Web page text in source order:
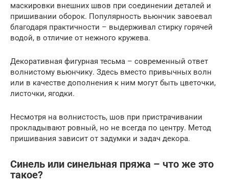
маскировки внешних швов при соединении деталей и
пришивании оборок. Популярность вьюнчик завоевал
благодаря практичности – выдерживал стирку горячей
водой, в отличие от нежного кружева.
Декоративная фигурная тесьма – современный ответ
волнистому вьюнчику. Здесь вместо привычных волн
или в качестве дополнения к ним могут быть цветочки,
листочки, ягодки.
Несмотря на волнистость, шов при пристрачивании
прокладывают ровный, но не всегда по центру. Метод
пришивания зависит от задумки и задач декора.
Синель или синельная пряжа – что же это
такое?